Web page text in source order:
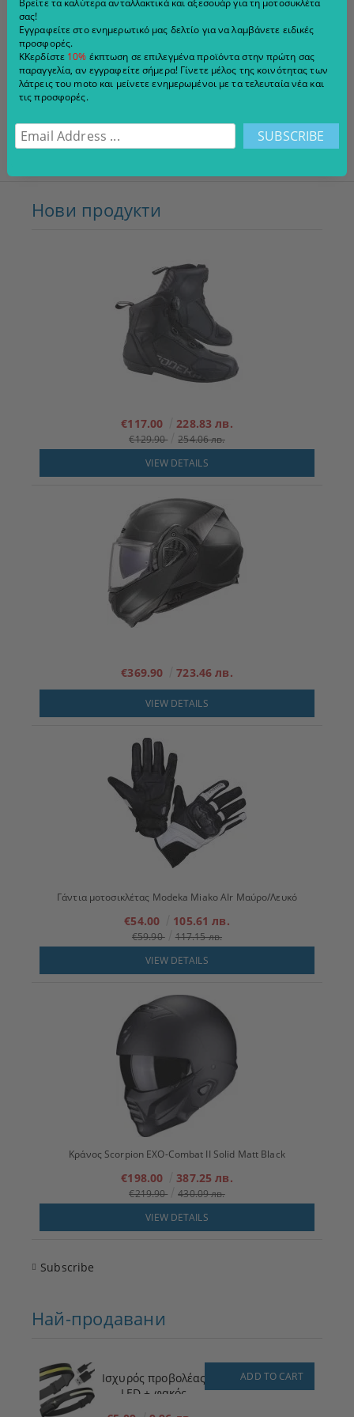
€75.00 146.69 лв.
VIEW DETAILS
€55.00
VIEW DETAILS
16
Нови продукти
€117.00 228.83 лв.
€129.90
254.06 лв.
VIEW DETAILS
€369.90 723.46 лв.
VIEW DETAILS
Γάντια μοτοσικλέτας Modeka Miako AIr Μαύρο/Λευκό
€54.00 105.61 лв.
€59.90
117.15 лв.
VIEW DETAILS
Κράνος Scorpion EXO-Combat II Solid Matt Black
€198.00 387.25 лв.
€219.90
430.09 лв.
VIEW DETAILS
Subscribe
Най-продавани
Ισχυρός προβολέας
LED + φακός
ADD TO CART
Βρείτε τα καλύτερα ανταλλακτικά και αξεσουάρ για τη μοτοσυκλέτα
σας!
Εγγραφείτε στο ενημερωτικό μας δελτίο για να λαμβάνετε ειδικές
προσφορές.
ΚΚερδίστε 10% έκπτωση σε επιλεγμένα προϊόντα στην πρώτη σας
παραγγελία, αν εγγραφείτε σήμερα! Γίνετε μέλος της κοινότητας των
λάτρεις του moto και μείνετε ενημερωμένοι με τα τελευταία νέα και
τις προσφορές.